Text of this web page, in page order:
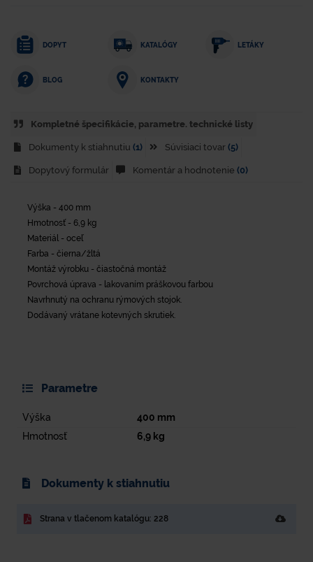
DOPYT KATALÓGY LETÁKY
BLOG KONTAKTY
Kompletné špecifikácie, parametre. technické listy
Dokumenty k stiahnutiu (1) Súvisiaci tovar (5)
Dopytový formulár Komentár a hodnotenie (0)
Výška - 400 mm
Hmotnosť - 6,9 kg
Materiál - oceľ
Farba - čierna/žltá
Montáž výrobku - čiastočná montáž
Povrchová úprava - lakovaním práškovou farbou
Navrhnutý na ochranu rýmových stojok.
Dodávaný vrátane kotevných skrutiek.
Parametre
Výška 400 mm
Hmotnosť
6,9kg
Dokumenty k stiahnutiu
Strana v tlačenom katalógu: 228